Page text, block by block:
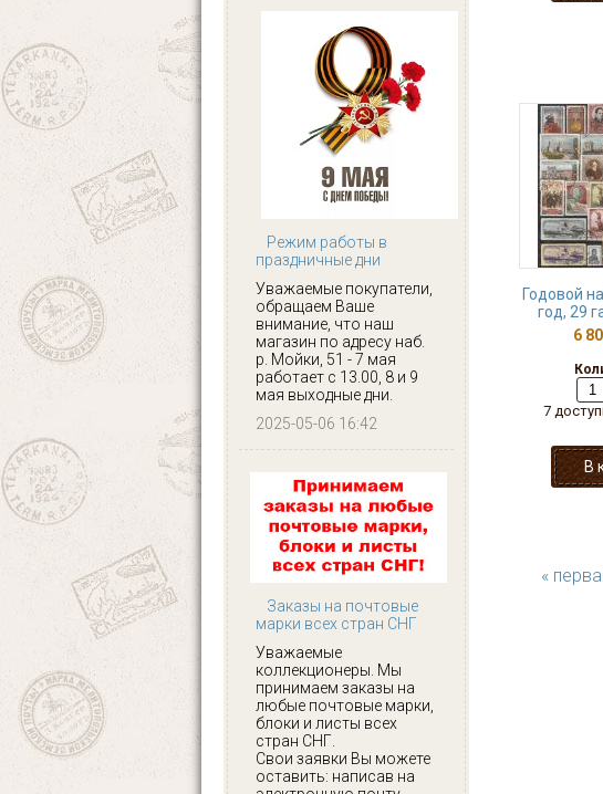
Режим работы в
праздничные дни
Уважаемые покупатели,
обращаем Ваше
внимание, что наш
магазин по адресу наб.
р. Мойки, 51 - 7 мая
работает с 13.00, 8 и 9
мая выходные дни.
2025-05-06 16:42
Заказы на почтовые
марки всех стран СНГ
Уважаемые
коллекционеры. Мы
принимаем заказы на
любые почтовые марки,
блоки и листы всех
стран СНГ.
Свои заявки Вы можете
оставить: написав на
Годовой
год, 29
6
7
«